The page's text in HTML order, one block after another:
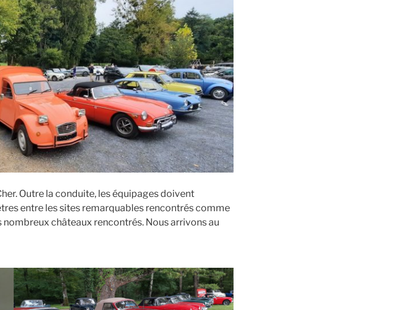
Outre la conduite, les équipages doivent
entre les sites remarquables rencontrés comme
châteaux rencontrés. Nous arrivons au